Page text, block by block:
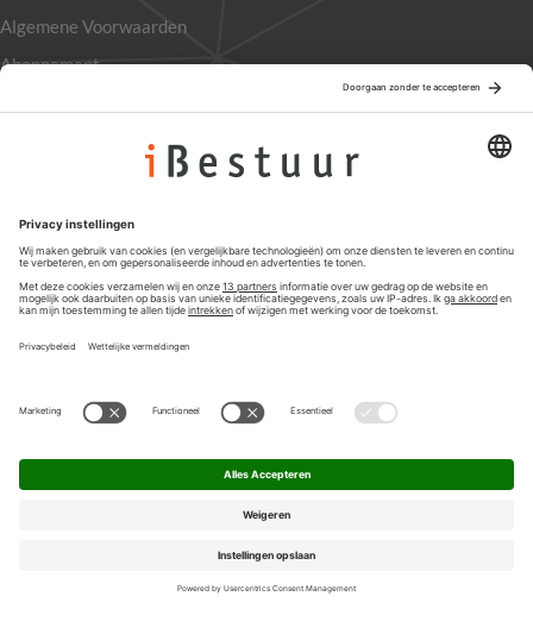
Algemene Voorwaarden
Abonnement
Privacyinstellingen